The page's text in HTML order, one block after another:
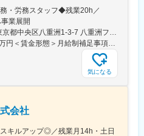
時は大阪・東京等へ出張（宿泊も伴
です。(一部海外出張の場合がござい
女性）
の製薬企業でのCMC業務の経験者や
の経験者が多いです。
・労務スタッフ◆残業20h／
業展開
＜勤務地詳細＞本社住所：東京都中央区八重洲1-3-7 八重洲ファーストフィナンシャルビル13F受動喫煙対策：屋内全面禁煙変更の範囲：会社の定める事業所
＜予定年収＞400万円～500万円＜賃金形態＞月給制補足事項なし＜賃金内訳＞月額（基本給）：235,000円～284,000円固定残業手当/月：45,000円～66,000円（固定残業時間25時間0分/月）超過した時間外労働の残業手当は追加支給＜月給＞280,000円～350,000円（一律手当を含む）＜昇給有無＞有＜残業手当＞有＜給与補足＞※給与詳細は、ご経験やスキルを考慮のうえ決定します。■昇給：年1回 査定により決定■賞与：年2回（7 月・12 月） 都度査定により決定 算定対象期間に準ずる賃金はあくまでも目安の金額であり、選考を通じて上下する可能性があります。月給(月額)は固定手当を含めた表記です。
気になる
会社
キルアップ◎／残業月14h・土日